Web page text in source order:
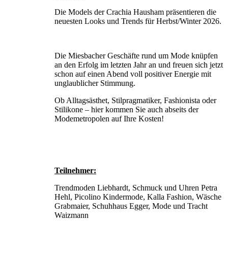
Die Models der Crachia Hausham präsentieren die
neu­esten Looks und Trends für Herbst/Winter 2026.
Die Miesbacher Geschäfte rund um Mode knüpfen
an den Erfolg im letzten Jahr an und freuen sich jetzt
schon auf einen Abend voll positiver Energie mit
unglaublicher Stimmung.
Ob Alltagsästhet, Stilpragmatiker, Fashionista oder
Stilikone – hier kommen Sie auch abseits der
Modemetropolen auf Ihre Kosten!
Teilnehmer:
Trendmoden Liebhardt, Schmuck und Uhren Petra
Hehl, Picolino Kindermode, Kalla Fashion, Wäsche
Grabmaier, Schuhhaus Egger, Mode und Tracht
Waizmann